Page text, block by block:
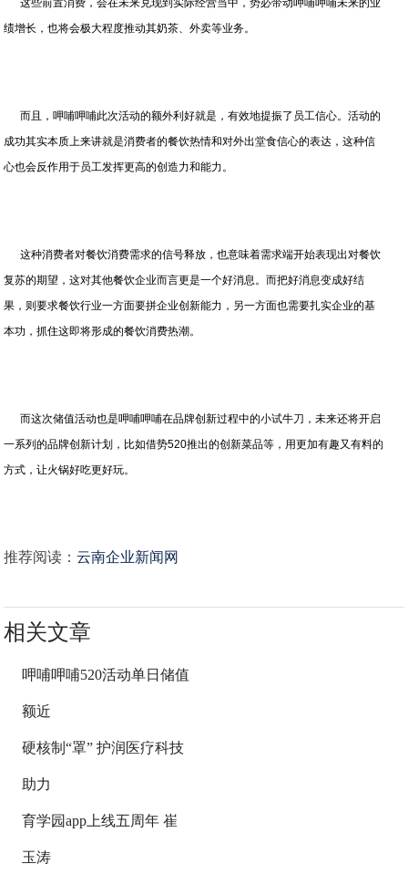
这些前置消费，会在未来兑现到实际经营当中，势必带动呷哺呷哺未来的业
绩增长，也将会极大程度推动其奶茶、外卖等业务。
而且，呷哺呷哺此次活动的额外利好就是，有效地提振了员工信心。活动的
成功其实本质上来讲就是消费者的餐饮热情和对外出堂食信心的表达，这种信
心也会反作用于员工发挥更高的创造力和能力。
这种消费者对餐饮消费需求的信号释放，也意味着需求端开始表现出对餐饮
复苏的期望，这对其他餐饮企业而言更是一个好消息。而把好消息变成好结
果，则要求餐饮行业一方面要拼企业创新能力，另一方面也需要扎实企业的基
本功，抓住这即将形成的餐饮消费热潮。
而这次储值活动也是呷哺呷哺在品牌创新过程中的小试牛刀，未来还将开启
一系列的品牌创新计划，比如借势520推出的创新菜品等，用更加有趣又有料的
方式，让火锅好吃更好玩。
推荐阅读：云南企业新闻网
相关文章
呷哺呷哺520活动单日储值
额近
硬核制“罩” 护润医疗科技
助力
育学园app上线五周年 崔
玉涛